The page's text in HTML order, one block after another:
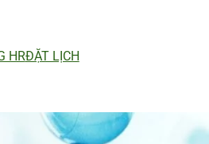
HRĐẶT LỊCH